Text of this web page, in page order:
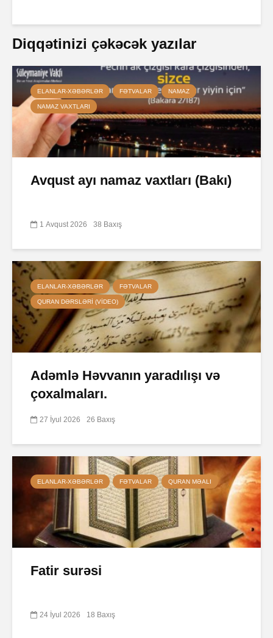
Diqqətinizi çəkəcək yazılar
ELANLAR-XƏBƏRLƏR FƏTVALAR NAMAZ
NAMAZ VAXTLARI
Avqust ayı namaz vaxtları (Bakı)
1 Avqust 2026 38 Baxış
ELANLAR-XƏBƏRLƏR FƏTVALAR
QURAN DƏRSLƏRI (VIDEO)
Adəmlə Həvvanın yaradılışı və
çoxalmaları.
27 İyul 2026 26 Baxış
ELANLAR-XƏBƏRLƏR FƏTVALAR QURAN MƏALI
Fatir surəsi
24 İyul 2026 18 Baxış